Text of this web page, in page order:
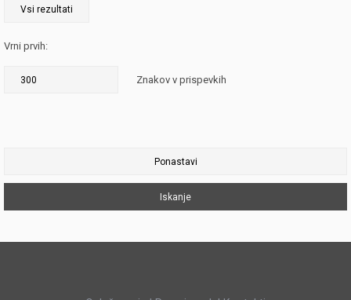
Vrni prvih:
Znakov v prispevkih